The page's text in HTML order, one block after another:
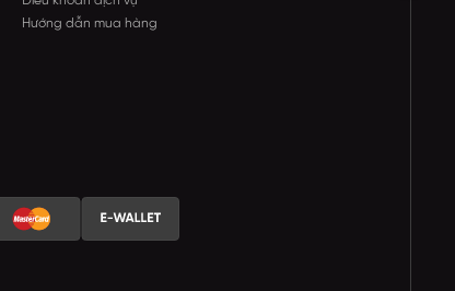
Hướng dẫn mua hàng